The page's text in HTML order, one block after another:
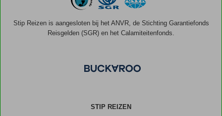
Stip Reizen is aangesloten bij het ANVR, de Stichting Garantiefonds
Reisgelden (SGR) en het Calamiteitenfonds.
STIP REIZEN